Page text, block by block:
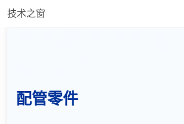
技术之窗
配管零件